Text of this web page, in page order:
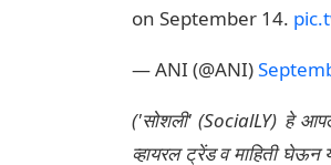
on September 14.
— ANI (@ANI)
('सोशली' (SocialLY) हे
व्हायरल ट्रेंड व माहिती